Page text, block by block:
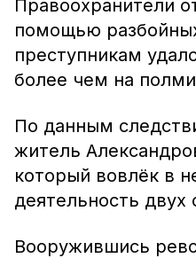
Правоохранители
помощью
преступникам
более чем на
По данным
житель
который вовлёк в
деятельность двух
Вооружившись